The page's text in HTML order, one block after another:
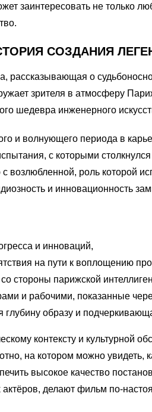
заинтересовать не только
СОЗДАНИЯ
рассказывающая о
зрителя в атмосферу
шедевра инженерного
и волнующего периода в
с которыми
возлюбленной, роль которой
и инновационность
и инноваций,
на пути к воплощению
стороны парижской
и рабочими, показанные
образу и
контексту и культурной
на котором можно
высокое качество
делают фильм по-